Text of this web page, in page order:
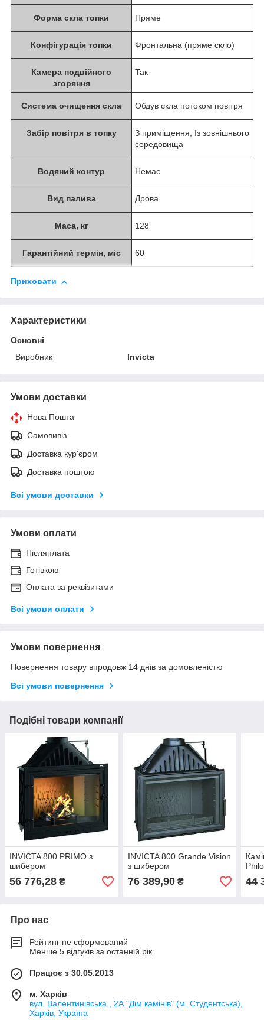
Форма скла топки Пряме
Конфігурація топки Фронтальна (пряме скло)
Камера подвійного
згоряння
Так
Система очищення скла Обдув скла потоком повітря
Забір повітря в топку
З приміщення, Із зовнішнього
середовища
Водяний контур Немає
Вид палива Дрова
Маса, кг 128
Гарантійний термін, міс 60
Приховати
Характеристики
Основні
Виробник
Invicta
Умови доставки
Нова Пошта
Самовивіз
Доставка кур'єром
Доставка поштою
Всі умови доставки
Умови оплати
Післяплата
Готівкою
Оплата за реквізитами
Всі умови оплати
Умови повернення
Повернення товару впродовж 14 днів за домовленістю
Всі умови повернення
Подібні товари компанії
INVICTA 800 PRIMO з
шибером
56 776,28 ₴
INVICTA 800 Grande Vision
з шибером
76 389,90₴ 44
Про нас
Рейтинг не сформований
Менше 5 відгуків за останній рік
Працює з 30.05.2013
м. Харків
вул. Валентинівська , 2А "Дім камінів" (м. Студентська),
Харків, Україна